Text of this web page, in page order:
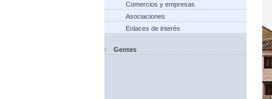
Comercios y empresas
Asociaciones
Enlaces de interés
Gentes